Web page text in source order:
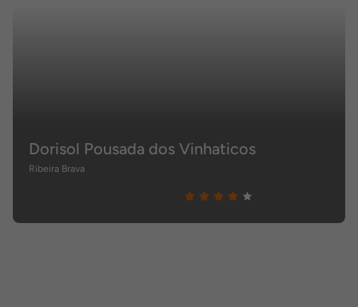
Dorisol Pousada dos Vinhaticos
Ribeira Brava